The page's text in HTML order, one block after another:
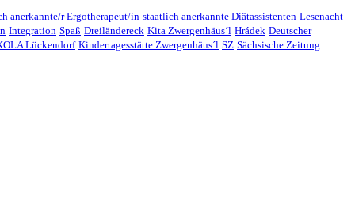
anerkannte/r Ergotherapeut/in staatlich anerkannte Diätassistenten Lesenacht
Integration Spaß Dreiländereck Kita Zwergenhäus´l Hrádek Deutscher
Lückendorf Kindertagesstätte Zwergenhäus´l SZ Sächsische Zeitung